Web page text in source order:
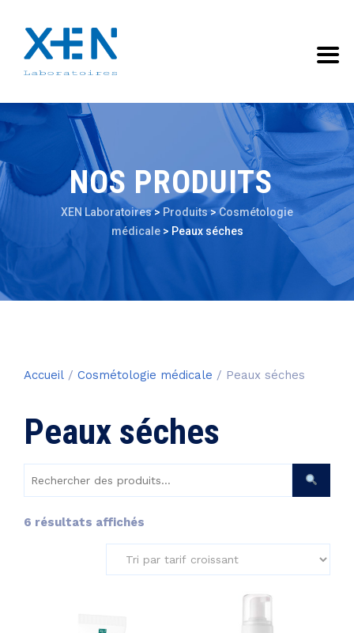
NOS PRODUITS
XEN Laboratoires> Produits> Cosmétologie
médicale> Peaux séches
Accueil / Cosmétologie médicale / Peaux séches
Peaux séches
6 résultats affichés
par
prix
croissant